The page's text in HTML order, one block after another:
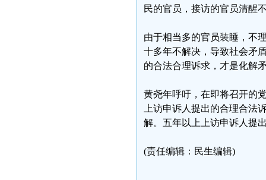
民的官员，接访的官员清醒
由于相当多的官员装睡，不
十多年不解决，导致社会矛
的合法合理诉求，才是化解
黄尧年呼吁，在即将召开的
上访申诉人提出的合理合法
解。五年以上上访申诉人提
(责任编辑：民生编辑)